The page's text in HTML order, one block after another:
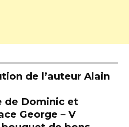
de l’auteur Alain
de Dominic et
George – V